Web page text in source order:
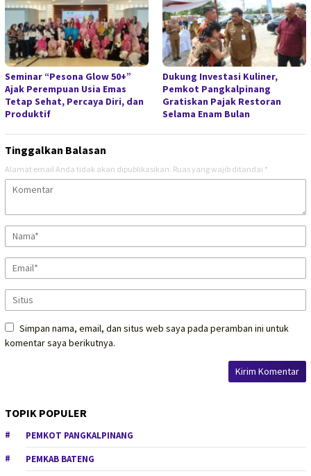
Seminar “Pesona Glow 50+”
Ajak Perempuan Usia Emas
Tetap Sehat, Percaya Diri, dan
Produktif
Dukung Investasi Kuliner,
Pemkot Pangkalpinang
Gratiskan Pajak Restoran
Selama Enam Bulan
Tinggalkan Balasan
Alamat email Anda tidak akan dipublikasikan. Ruas yang wajib ditandai *
Simpan nama, email, dan situs web saya pada peramban ini untuk
komentar saya berikutnya.
TOPIK POPULER
PEMKOT PANGKALPINANG
PEMKAB BATENG